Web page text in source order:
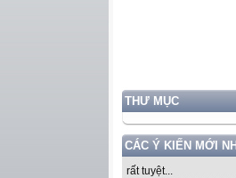
THƯ MỤC
CÁC Ý KIẾN MỚI
rất tuyệt...